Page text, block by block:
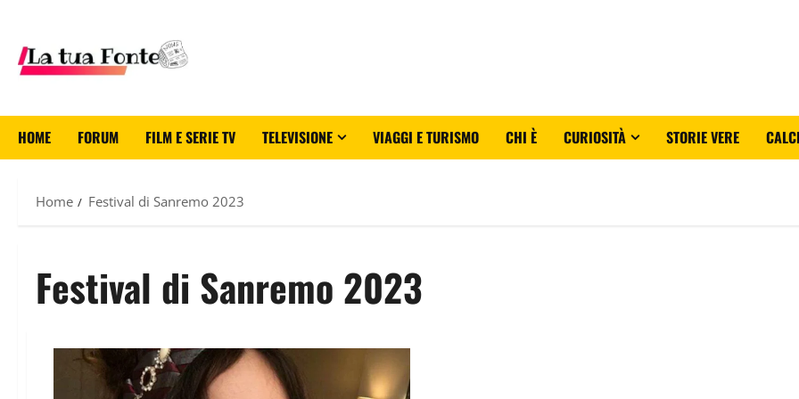
HOME FORUM FILM E SERIE TV TELEVISIONE VIAGGI E TURISMO CHI È CURIOSITÀ STORIE VERE
Home Festival di Sanremo 2023
Festival di Sanremo 2023